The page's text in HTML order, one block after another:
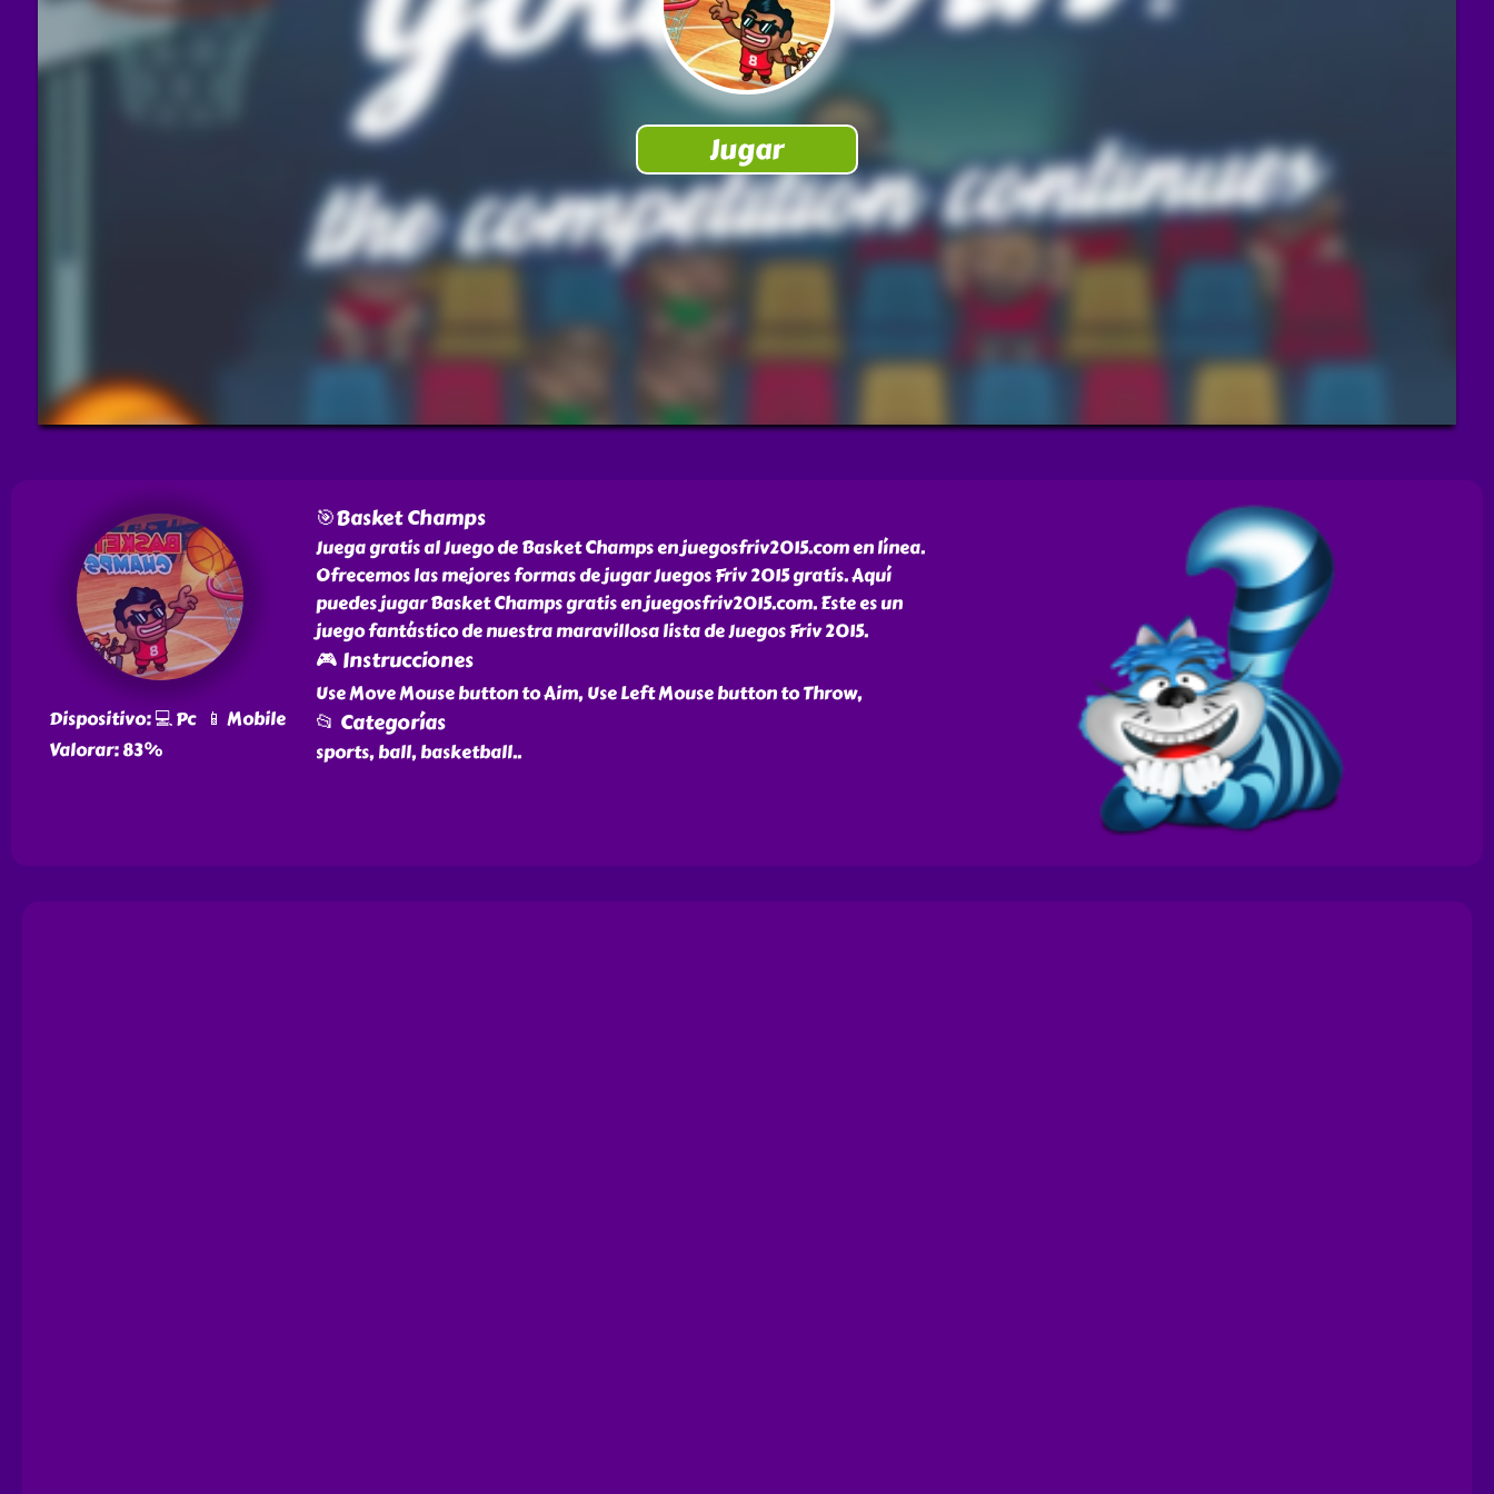
Dispositivo: 💻 Pc 📱 Mobile
Valorar: 83%
🎯Basket Champs
Juega gratis al Juego de Basket Champs en juegosfriv2015.com en línea.
Ofrecemos las mejores formas de jugar Juegos Friv 2015 gratis. Aquí
puedes jugar Basket Champs gratis en juegosfriv2015.com. Este es un
juego fantástico de nuestra maravillosa lista de Juegos Friv 2015.
🎮 Instrucciones
Use Move Mouse button to Aim, Use Left Mouse button to Throw,
📂 Categorías
sports, ball, basketball..